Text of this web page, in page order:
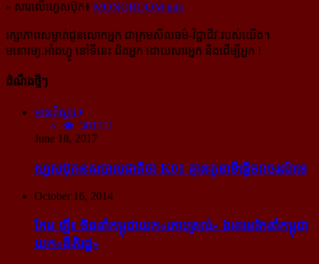
» សារលើហ្វេសប៊ុក៖ MONOROOM.info
រក្សាភាពសម្ងាត់ជូនលោកអ្នក ជាក្រមសីលធម៌-​វិជ្ជាជីវៈ​របស់យើង។
មនោរម្យ.អាំងហ្វូ នៅទីនេះ ជិតអ្នក ដោយសារអ្នក និងដើម្បីអ្នក !
ដំណឹងថ្មីៗ
អានពិស្ដារ
301111
June 18, 2017
ហ្វេសប៊ុក​នគរបាល​ជាតិ​ថា K01 គ្មាន​តួនាទី​ធ្វើ​ចរាចរណ៍​ទេ
October 16, 2014
កែម ឡី៖ ចិន​នាំ​កម្ពុជា​យក​«កោះ​ត្រល់» ឯ​អាមេរិក​នាំ​កម្ពុជា​
យក​«នីតិរដ្ឋ»